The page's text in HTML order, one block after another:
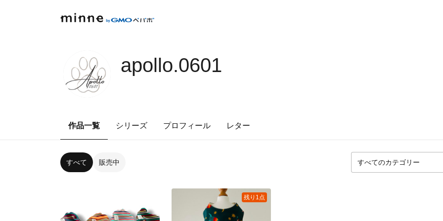
apollo.0601
作品一覧 シリーズ プロフィール レター
すべて 販売中
残り1点